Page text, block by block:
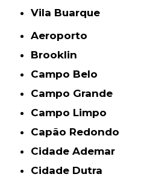
Vila Buarque
Aeroporto
Brooklin
Campo Belo
Campo Grande
Campo Limpo
Capão Redondo
Cidade Ademar
Cidade Dutra